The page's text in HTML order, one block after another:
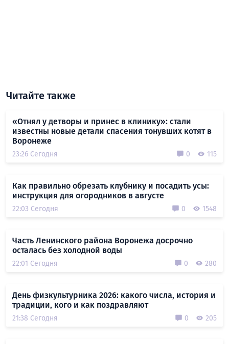
Читайте также
«Отнял у детворы и принес в клинику»: стали
известны новые детали спасения тонувших котят в
Воронеже
23:26 Сегодня 0 115
Как правильно обрезать клубнику и посадить усы:
инструкция для огородников в августе
22:03 Сегодня 0 1548
Часть Ленинского района Воронежа досрочно
осталась без холодной воды
22:01 Сегодня 0 280
День физкультурника 2026: какого числа, история и
традиции, кого и как поздравляют
21:38 Сегодня 0 205